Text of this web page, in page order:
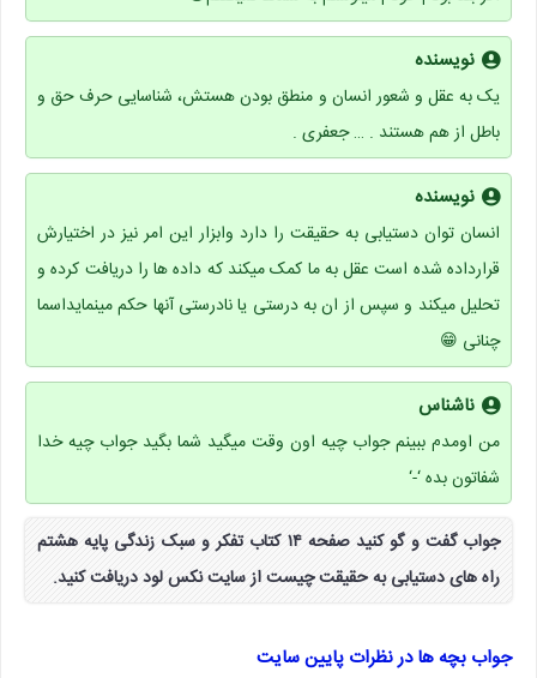
نویسنده
یک به عقل و شعور انسان و منطق بودن هستش، شناسایی حرف حق و
باطل از هم هستند . … جعفری .
نویسنده
انسان توان دستیابی به حقیقت را دارد وابزار این امر نیز در اختیارش
قرارداده شده است عقل به ما کمک میکند که داده ها را دریافت کرده و
تحلیل میکند و سپس از ان به درستی یا نادرستی آنها حکم مینمایداسما
چنانی 😁
ناشناس
من اومدم ببینم جواب چیه اون وقت میگید شما بگید جواب چیه خدا
شفاتون بده ‘-‘
جواب گفت و گو کنید صفحه ۱۴ کتاب تفکر و سبک زندگی پایه هشتم
راه های دستیابی به حقیقت چیست از سایت نکس لود دریافت کنید.
جواب بچه ها در نظرات پایین سایت